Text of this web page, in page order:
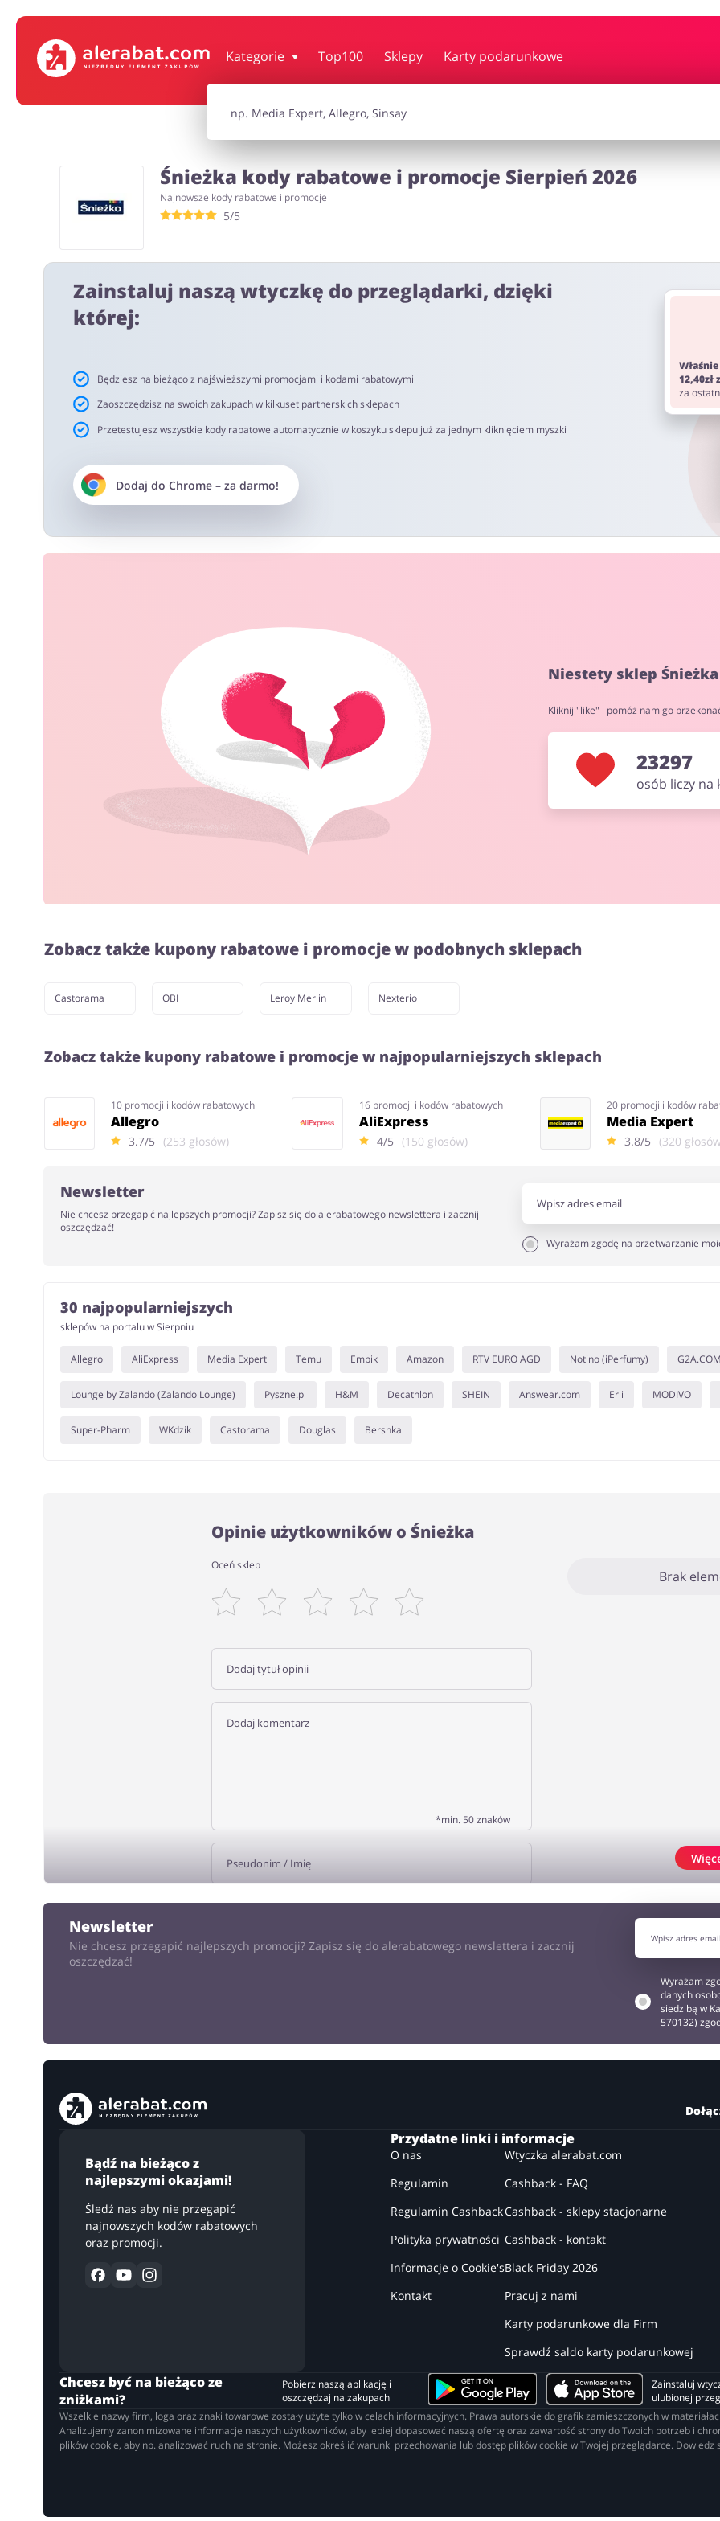
Kategorie Top100 Sklepy Karty podarunkowe
Turystyka i Podróże Usługi Zdrowie i uroda
Śnieżka kody rabatowe i promocje Sierpień 2026
Najnowsze kody rabatowe i promocje
5/5
Zainstaluj naszą wtyczkę do przeglądarki, dzięki
której:
Będziesz na bieżąco z najświeższymi promocjami i kodami rabatowymi
Zaoszczędzisz na swoich zakupach w kilkuset partnerskich sklepach
Przetestujesz wszystkie kody rabatowe automatycznie w koszyku sklepu już za jednym kliknięciem myszki
Dodaj do Chrome– za darmo!
za
Niestety sklep
Kliknij "like" i pomóż nam go
23297
osób liczy na
Zobacz także kupony rabatowe i promocje w podobnych sklepach
Castorama OBI Leroy Merlin Nexterio
Zobacz także kupony rabatowe i promocje w najpopularniejszych sklepach
10 promocji i kodów rabatowych
Allegro
3.7/5 (253 głosów)
16 promocji i kodów rabatowych
AliExpress
4/5 (150 głosów)
20 promocji i kodów
Media Expert
3.8/5 (320
Newsletter
Nie chcesz przegapić najlepszych promocji? Zapisz się do alerabatowego newslettera i zacznij
oszczędzać!
Wyrażam zgodę na przetwarzanie
30 najpopularniejszych
sklepów na portalu w Sierpniu
Allegro AliExpress Media Expert Temu Empik Amazon RTV EURO AGD Notino (iPerfumy) G2A.COM
Lounge by Zalando (Zalando Lounge) Pyszne.pl H&M Decathlon SHEIN Answear.com Erli MODIVO
Super-Pharm WKdzik Castorama Douglas Bershka
Opinie użytkowników o Śnieżka
Oceń sklep
*min. 50 znaków
Brak
Newsletter
Nie chcesz przegapić najlepszych promocji? Zapisz się do alerabatowego newslettera i zacznij
oszczędzać!
Wyrażam
danych
siedzibą w
570132)
Bądź na bieżąco z
najlepszymi okazjami!
Śledź nas aby nie przegapić
najnowszych kodów rabatowych
oraz promocji.
Przydatne linki i informacje
O nas
Regulamin
Regulamin Cashback
Polityka prywatności
Informacje o Cookie's
Kontakt
Wtyczka alerabat.com
Cashback - FAQ
Cashback - sklepy stacjonarne
Cashback - kontakt
Black Friday 2026
Pracuj z nami
Karty podarunkowe dla Firm
Sprawdź saldo karty podarunkowej
Chcesz być na bieżąco ze
zniżkami?
Pobierz naszą aplikację i
oszczędzaj na zakupach
Zainstaluj
ulubionej
Wszelkie nazwy firm, loga oraz znaki towarowe zostały użyte tylko w celach informacyjnych. Prawa autorskie do grafik zamieszczonych w
Analizujemy zanonimizowane informacje naszych użytkowników, aby lepiej dopasować naszą ofertę oraz zawartość strony do Twoich potrzeb i
plików cookie, aby np. analizować ruch na stronie. Możesz określić warunki przechowania lub dostęp plików cookie w Twojej przeglądarce. Dowiedz